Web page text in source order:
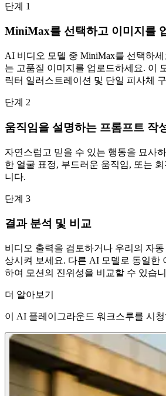
단계 1
MiniMax를 선택하고 이미지를
AI 비디오 모델 중 MiniMax를 선택하
는 고품질 이미지를 업로드하세요. 이
릭터 일러스트레이션 및 단일 피사체
단계 2
움직임을 설명하는 프롬프트 작
자연스럽고 믿을 수 있는 행동을 묘사
한 얼굴 표정, 부드러운 움직임, 또는
니다.
단계 3
결과 분석 및 비교
비디오 출력을 검토하거나 우리의 자
상시켜 보세요. 다른 AI 모델로 동일한
하여 모션의 진위성을 비교할 수 있습
더 알아보기
이 AI 플레이그라운드 워크스루를 시